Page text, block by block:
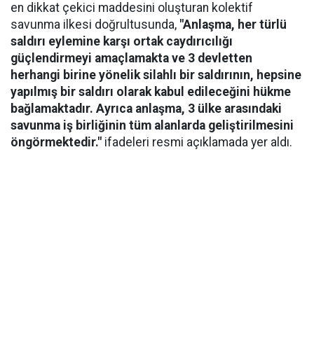
en dikkat çekici maddesini oluşturan kolektif
savunma ilkesi doğrultusunda, "Anlaşma, her türlü
saldırı eylemine karşı ortak caydırıcılığı
güçlendirmeyi amaçlamakta ve 3 devletten
herhangi birine yönelik silahlı bir saldırının, hepsine
yapılmış bir saldırı olarak kabul edileceğini hükme
bağlamaktadır. Ayrıca anlaşma, 3 ülke arasındaki
savunma iş birliğinin tüm alanlarda geliştirilmesini
öngörmektedir." ifadeleri resmi açıklamada yer aldı.